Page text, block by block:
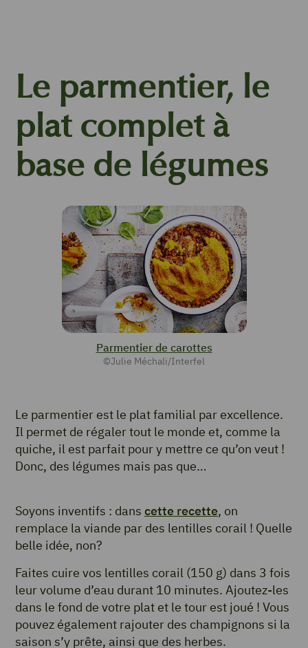
Le parmentier, le
plat complet à
base de légumes
Parmentier de carottes
©Julie Méchali/Interfel
Le parmentier est le plat familial par excellence.
Il permet de régaler tout le monde et, comme la
quiche, il est parfait pour y mettre ce qu’on veut !
Donc, des légumes mais pas que…
Soyons inventifs : dans cette recette, on
remplace la viande par des lentilles corail ! Quelle
belle idée, non?
Faites cuire vos lentilles corail (150 g) dans 3 fois
leur volume d’eau durant 10 minutes. Ajoutez-les
dans le fond de votre plat et le tour est joué ! Vous
pouvez également rajouter des champignons si la
saison s’y prête, ainsi que des herbes.